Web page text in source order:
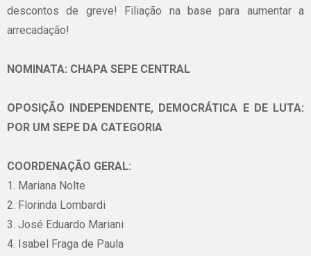
descontos de greve! Filiação na base para aumentar a
arrecadação!
NOMINATA: CHAPA SEPE CENTRAL
OPOSIÇÃO INDEPENDENTE, DEMOCRÁTICA E DE LUTA:
POR UM SEPE DA CATEGORIA
COORDENAÇÃO GERAL:
1. Mariana Nolte
2. Florinda Lombardi
3. José Eduardo Mariani
4. Isabel Fraga de Paula